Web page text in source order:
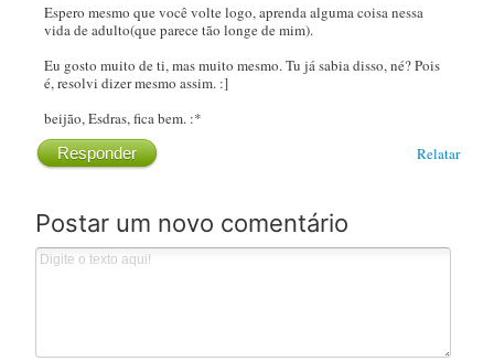
Espero mesmo que você volte logo, aprenda alguma coisa nessa
vida de adulto(que parece tão longe de mim).
Eu gosto muito de ti, mas muito mesmo. Tu já sabia disso, né? Pois
é, resolvi dizer mesmo assim. :]
beijão, Esdras, fica bem. :*
Relatar
Responder
Postar um novo comentário